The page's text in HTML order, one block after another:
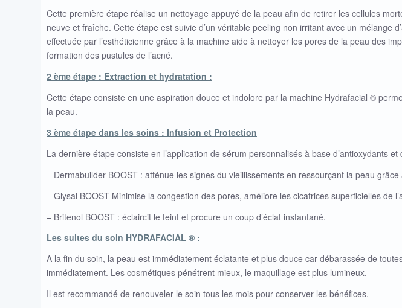
Cette première étape réalise un nettoyage appuyé de la peau afin de retirer les cellules
neuve et fraîche. Cette étape est suivie d’un véritable peeling non irritant avec un mélange
effectuée par l’esthéticienne grâce à la machine aide à nettoyer les pores de la peau des
formation des pustules de l’acné.
2 ème étape : Extraction et hydratation :
Cette étape consiste en une aspiration douce et indolore par la machine Hydrafacial ®
la peau.
3 ème étape dans les soins : Infusion et Protection
La dernière étape consiste en l’application de sérum personnalisés à base d’antioxydants
– Dermabuilder BOOST : atténue les signes du vieillissements en ressourçant la peau
– Glysal BOOST Minimise la congestion des pores, améliore les cicatrices superficielles de
– Britenol BOOST : éclaircit le teint et procure un coup d’éclat instantané.
Les suites du soin HYDRAFACIAL ® :
A la fin du soin, la peau est immédiatement éclatante et plus douce car débarassée de
immédiatement. Les cosmétiques pénétrent mieux, le maquillage est plus lumineux.
Il est recommandé de renouveler le soin tous les mois pour conserver les bénéfices.